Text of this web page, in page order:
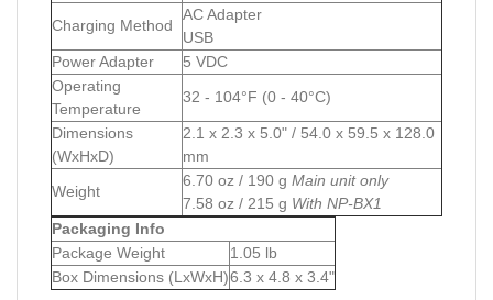
Charging Method
AC Adapter
USB
Power Adapter
5 VDC
Operating
Temperature
32 - 104°F (0 - 40°C)
Dimensions
(WxHxD)
2.1 x 2.3 x 5.0" / 54.0 x 59.5 x 128.0
mm
Weight
6.70 oz / 190 g Main unit only
7.58 oz / 215 g With NP-BX1
Packaging Info
Package Weight
1.05 lb
Box Dimensions (LxWxH)6.3 x 4.8 x 3.4"